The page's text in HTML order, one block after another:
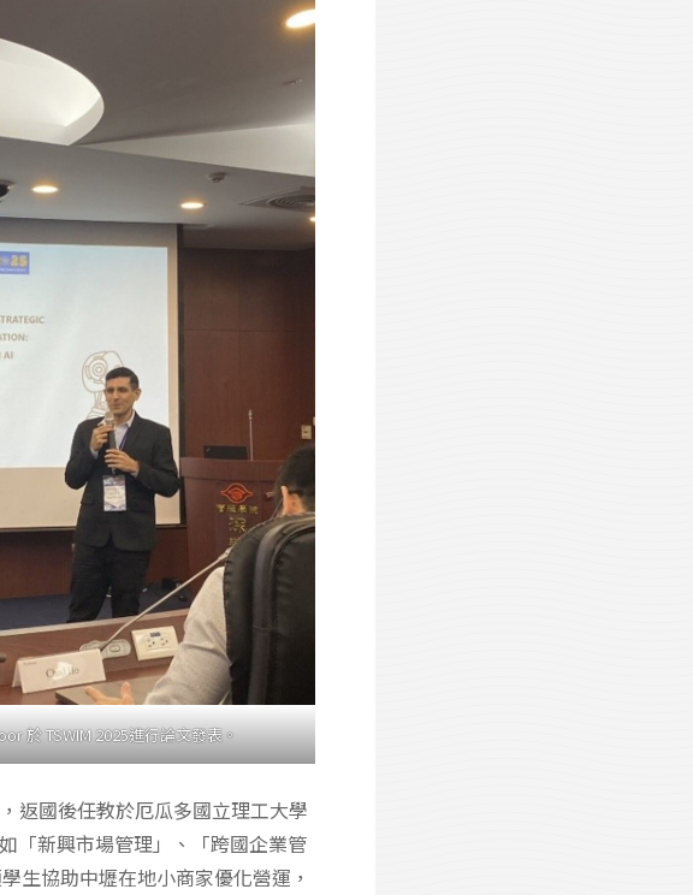
於 TSWIM 2025進行論文發表。
返國後任教於厄瓜多國立理工大學
「新興市場管理」、「跨國企業管
生協助中壢在地小商家優化營運，